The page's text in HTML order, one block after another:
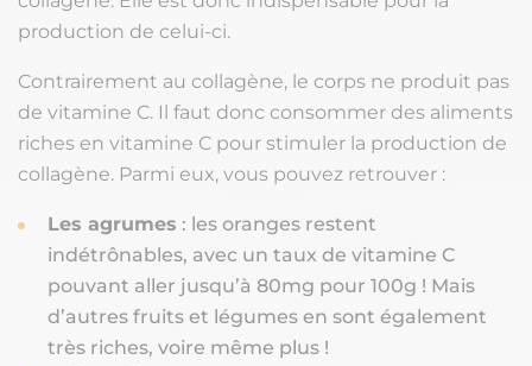
production de celui-ci.
Contrairement au collagène, le corps ne produit pas
de vitamine C. Il faut donc consommer des aliments
riches en vitamine C pour stimuler la production de
collagène. Parmi eux, vous pouvez retrouver :
Les agrumes : les oranges restent
indétrônables, avec un taux de vitamine C
pouvant aller jusqu’à 80mg pour 100g ! Mais
d’autres fruits et légumes en sont également
très riches, voire même plus !